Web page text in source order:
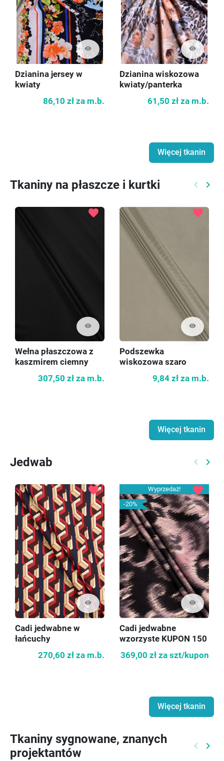
visibility
Dzianina jersey w
kwiaty
86,10 zł za m.b.
visibility
Dzianina wiskozowa
kwiaty/panterka
61,50 zł za m.b.
Więcej tkanin
Tkaniny na płaszcze i kurtki keyboard_arrow_left keyboard_arrow_right
visibility
favorite
Wełna płaszczowa z
kaszmirem ciemny
307,50 zł za m.b.
visibility
favorite
Podszewka
wiskozowa szaro
9,84 zł za m.b.
Więcej tkanin
Jedwab keyboard_arrow_left keyboard_arrow_right
visibility
favorite
Cadi jedwabne w
łańcuchy
270,60 zł za m.b.
Wyprzedaż!
-20%
visibility
favorite
Cadi jedwabne
wzorzyste KUPON 150
369,00 zł za szt/kupon
Więcej tkanin
Tkaniny sygnowane, znanych
projektantów
keyboard_arrow_left keyboard_arrow_right